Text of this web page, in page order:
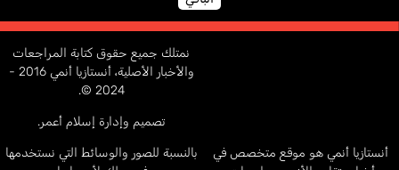
أنستازيا أنمي هو موقع متخصص في
نمتلك جميع حقوق كتابة المراجعات
والأخبار الأصلية، أنستازيا أنمي 2016 -
2024 ©.
تصميم وإدارة إسلام أعمر.
بالنسبة للصور والوسائط التي نستخدمها